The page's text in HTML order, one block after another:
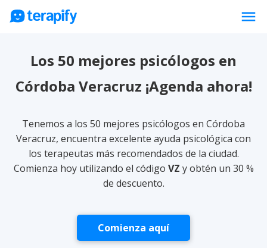
menu
Opiniones
Preguntas frecuentes
Los 50 mejores psicólogos en
Córdoba Veracruz ¡Agenda ahora!
Tenemos a los 50 mejores psicólogos en Córdoba
Veracruz, encuentra excelente ayuda psicológica con
los terapeutas más recomendados de la ciudad.
Comienza hoy utilizando el código VZ y obtén un 30 %
de descuento.
Comienza aquí